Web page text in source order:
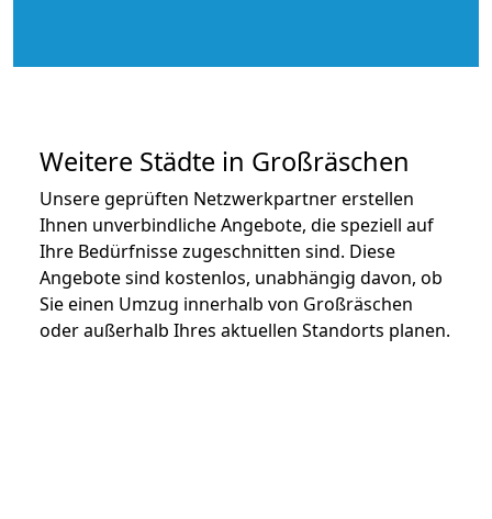
Weitere Städte in Großräschen
Unsere geprüften Netzwerkpartner erstellen
Ihnen unverbindliche Angebote, die speziell auf
Ihre Bedürfnisse zugeschnitten sind. Diese
Angebote sind kostenlos, unabhängig davon, ob
Sie einen Umzug innerhalb von Großräschen
oder außerhalb Ihres aktuellen Standorts planen.